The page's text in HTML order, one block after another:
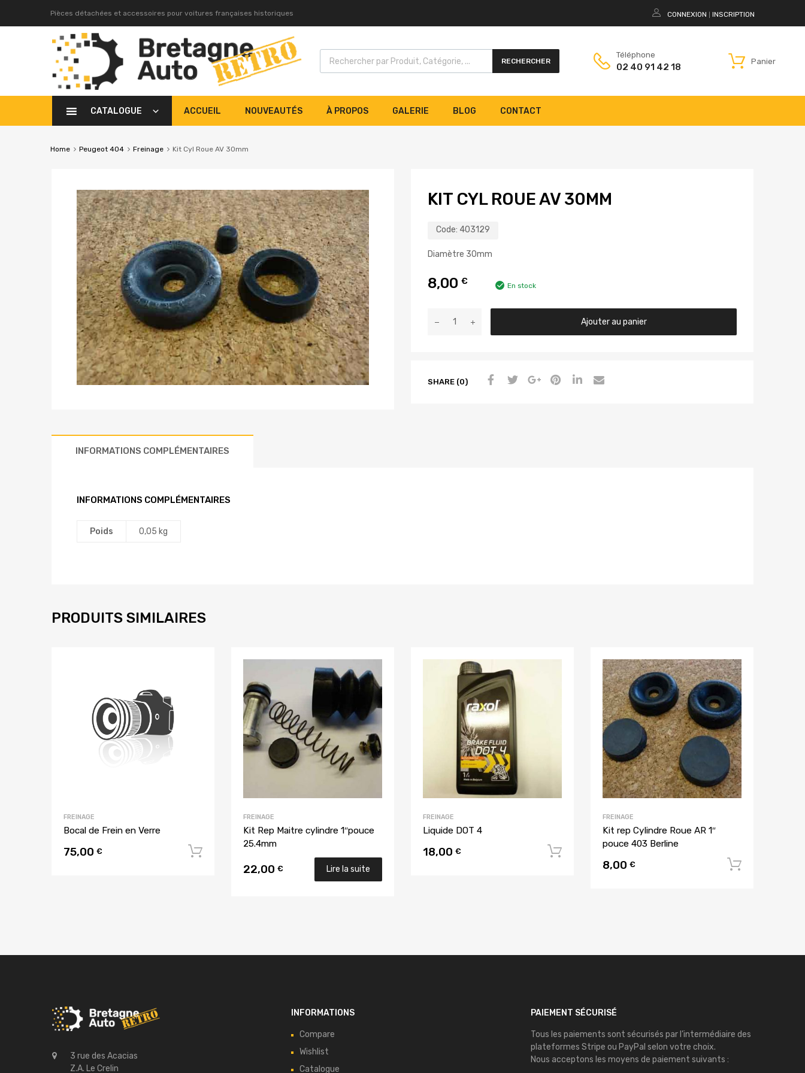
Pièces détachées et accessoires pour voitures françaises historiques CONNEXION INSCRIPTION
RECHERCHER
Téléphone
02 40 91 42 18
Panier
CATALOGUE ACCUEIL NOUVEAUTÉS À PROPOS GALERIE BLOG CONTACT
Home Peugeot 404 Freinage Kit Cyl Roue AV 30mm
KIT CYL ROUE AV 30MM
Code: 403129
Diamètre 30mm
8,00 € En stock
Ajouter au panier
SHARE (0)
INFORMATIONS COMPLÉMENTAIRES
INFORMATIONS COMPLÉMENTAIRES
Poids 0,05 kg
PRODUITS SIMILAIRES
FREINAGE
Bocal de Frein en Verre
75,00 €
FREINAGE
Kit Rep Maitre cylindre 1″pouce
25.4mm
22,00 € Lire la suite
FREINAGE
Liquide DOT 4
18,00 € Ajouter au panier
FREINAGE
Kit rep Cylindre Roue AR 1″
pouce 403 Berline
8,00 €
3 rue des Acacias
Z.A. Le Crelin
INFORMATIONS
Compare
Wishlist
Catalogue
PAIEMENT SÉCURISÉ
Tous les paiements sont sécurisés par l’intermédiaire des
plateformes Stripe ou PayPal selon votre choix.
Nous acceptons les moyens de paiement suivants :